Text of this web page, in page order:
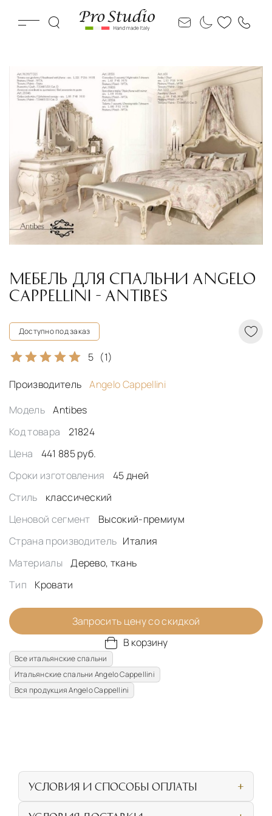
МЕБЕЛЬ ДЛЯ СПАЛЬНИ ANGELO
CAPPELLINI - ANTIBES
Доступно под заказ
5 (1)
Производитель
Angelo Cappellini
Модель
Antibes
Код товара
21824
Цена
441 885 руб.
Сроки изготовления
45 дней
Стиль
классический
Ценовой сегмент
Высокий-премиум
Страна производитель Италия
Материалы
Дерево, ткань
Тип
Кровати
Запросить цену со скидкой
В корзину
Все итальянские спальни
Итальянские спальни Angelo Cappellini
Вся продукция Angelo Cappellini
УСЛОВИЯ И СПОСОБЫ ОПЛАТЫ